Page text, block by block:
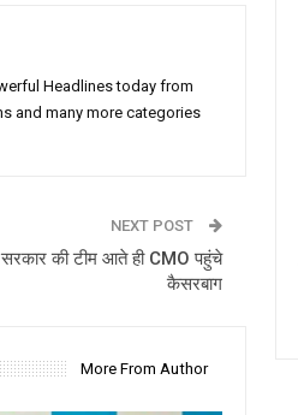
Headlines today from
and many more categories
NEXT POST
की टीम आते ही CMO पहुंचे
कैसरबाग
More From Author